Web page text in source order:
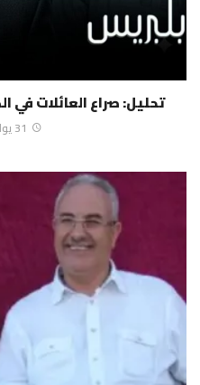
تحليل: صراع العائلات في
31 يوليوز، 2026